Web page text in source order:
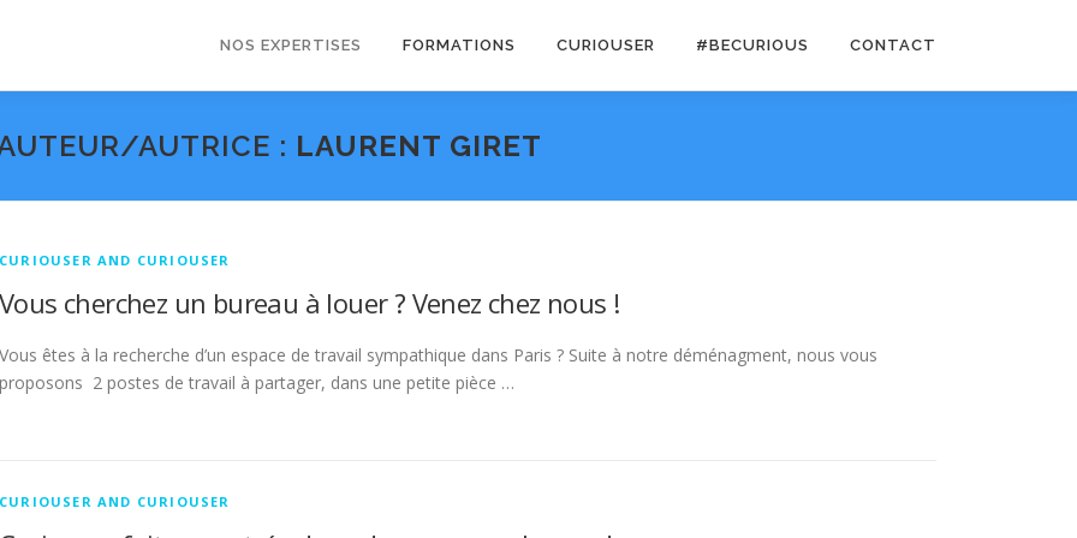
NOS EXPERTISES FORMATIONS CURIOUSER #BECURIOUS CONTACT
AUTRICE : LAURENT GIRET
CURIOUSER AND CURIOUSER
Vous cherchez un bureau à louer ? Venez chez nous !
Vous êtes à la recherche d’un espace de travail sympathique dans Paris ? Suite à notre déménagment, nous vous
proposons 2 postes de travail à partager, dans une petite pièce …
CURIOUSER AND CURIOUSER